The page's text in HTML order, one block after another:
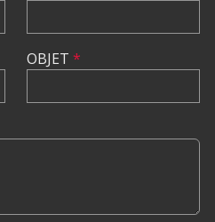
OBJET *